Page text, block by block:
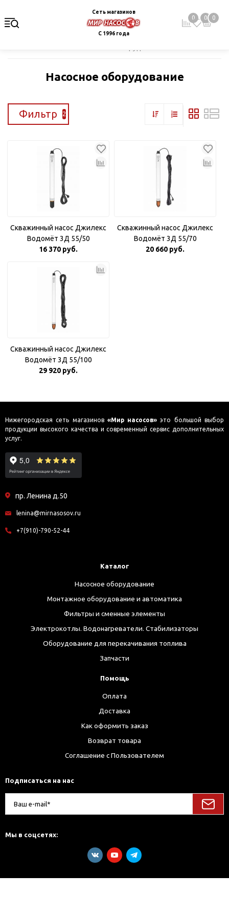
Сеть магазинов
С 1996 года
0 0 0
Насосное оборудование
Фильтр 2
Скважинный насос Джилекс
Водомёт 3Д 55/50
16 370 руб.
Скважинный насос Джилекс
Водомёт 3Д 55/70
20 660 руб.
Скважинный насос Джилекс
Водомёт 3Д 55/100
29 920 руб.
Нижегородская сеть магазинов «Мир насосов» это большой выбор
продукции высокого качества и современный сервис дополнительных
услуг.
пр. Ленина д.50
lenina@mirnasosov.ru
+7(910)-790-52-44
Каталог
Насосное оборудование
Монтажное оборудование и автоматика
Фильтры и сменные элементы
Электрокотлы. Водонагреватели. Стабилизаторы
Оборудование для перекачивания топлива
Запчасти
Помощь
Оплата
Доставка
Как оформить заказ
Возврат товара
Соглашение с Пользователем
Подписаться на нас
Мы в соцсетях: